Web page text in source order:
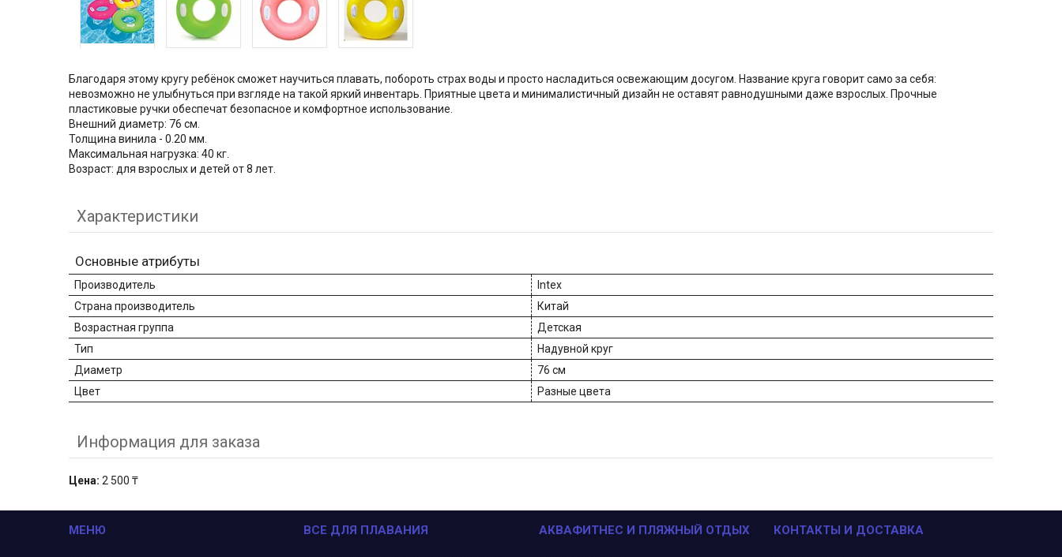
Благодаря этому кругу ребёнок сможет научиться плавать, побороть страх воды и просто насладиться освежающим досугом. Название круга говорит само за себя:
невозможно не улыбнуться при взгляде на такой яркий инвентарь. Приятные цвета и минималистичный дизайн не оставят равнодушными даже взрослых. Прочные
пластиковые ручки обеспечат безопасное и комфортное использование.
Внешний диаметр: 76 см.
Толщина винила - 0.20 мм.
Максимальная нагрузка: 40 кг.
Возраст: для взрослых и детей от 8 лет.
Характеристики
Основные атрибуты
Производитель
Intex
Страна производитель
Китай
Возрастная группа
Детская
Тип
Надувной круг
Диаметр
76 см
Цвет
Разные цвета
Информация для заказа
Цена: 2 500 ₸
МЕНЮ ВСЕ ДЛЯ ПЛАВАНИЯ АКВАФИТНЕС И ПЛЯЖНЫЙ ОТДЫХ КОНТАКТЫ И ДОСТАВКА